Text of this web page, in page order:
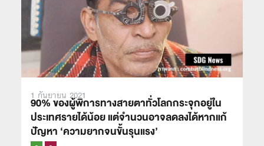
1 กันยายน 2021
90% ของผู้พิการทางสายตาทั่วโลกกระจุกอยู่ใน
ประเทศรายได้น้อย แต่จำนวนอาจลดลงได้หากแก้
ปัญหา ‘ความยากจนขั้นรุนแรง’